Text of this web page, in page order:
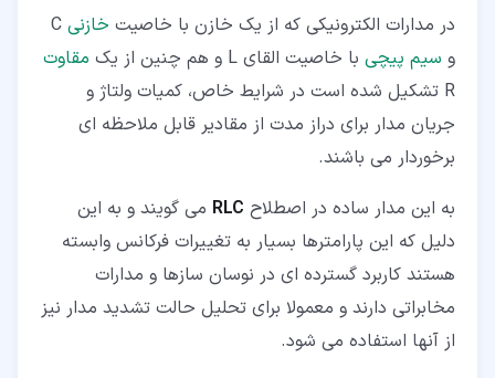
در مدارات الکترونیکی که از یک خازن با خاصیت خازنی C
و سیم پیچی با خاصیت القای L و هم چنین از یک
مقاوت
R تشکیل شده است در شرایط خاص، کمیات ولتاژ و
جریان مدار برای دراز مدت از مقادیر قابل ملاحظه ای
برخوردار می باشند.
به این مدار ساده در اصطلاح RLC می گویند و به این
دلیل که این پارامترها بسیار به تغییرات فرکانس وابسته
هستند کاربرد گسترده ای در نوسان سازها و مدارات
مخابراتی دارند و معمولا برای تحلیل حالت تشدید مدار نیز
از آنها استفاده می شود.